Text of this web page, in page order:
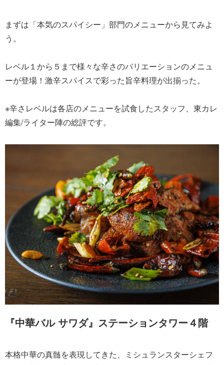
まずは「本気のスパイシー」部門のメニューから見てみよ
う。
レベル１から５まで様々な辛さのバリエーションのメニュ
ーが登場！激辛スパイスで彩った旨辛料理が出揃った。
※辛さレベルは各店のメニューを試食したスタッフ、東カレ
編集/ライター陣の総評です。
『中華バル サワダ』ステーションタワー４階
本格中華の真髄を表現してきた、ミシュランスターシェフ